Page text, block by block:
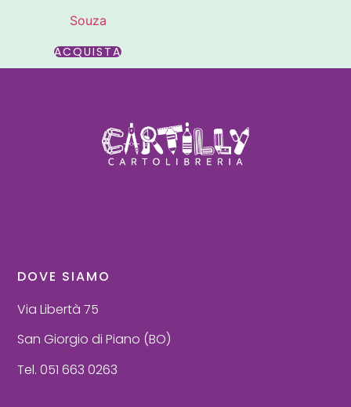
Souza
ACQUISTA
DOVE SIAMO
Via Libertà 75
San Giorgio di Piano (BO)
Tel. 051 663 0263